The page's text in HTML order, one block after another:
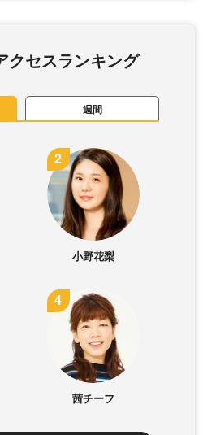
クセスランキング
週間
小野花梨
茜チーフ